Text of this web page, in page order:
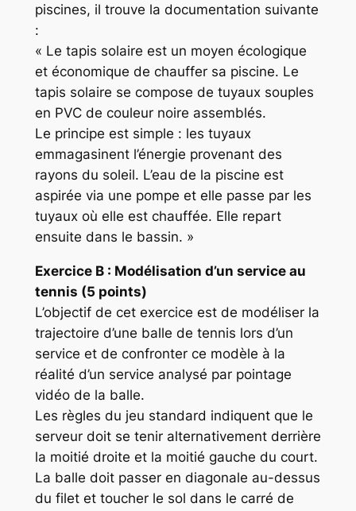
piscines, il trouve la documentation suivante
:
« Le tapis solaire est un moyen écologique
et économique de chauffer sa piscine. Le
tapis solaire se compose de tuyaux souples
en PVC de couleur noire assemblés.
Le principe est simple : les tuyaux
emmagasinent l’énergie provenant des
rayons du soleil. L’eau de la piscine est
aspirée via une pompe et elle passe par les
tuyaux où elle est chauffée. Elle repart
ensuite dans le bassin. »
ExerciceB : Modélisation d’un service au
tennis (5 points)
L’objectif de cet exercice est de modéliser la
trajectoire d’une balle de tennis lors d’un
service et de confronter ce modèle à la
réalité d’un service analysé par pointage
vidéo de la balle.
Les règles du jeu standard indiquent que le
serveur doit se tenir alternativement derrière
la moitié droite et la moitié gauche du court.
La balle doit passer en diagonale au-dessus
du filet et toucher le sol dans le carré de